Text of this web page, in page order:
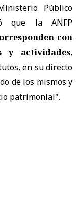
Público
que la ANFP
con
y actividades,
en su directo
de los mismos y
patrimonial".